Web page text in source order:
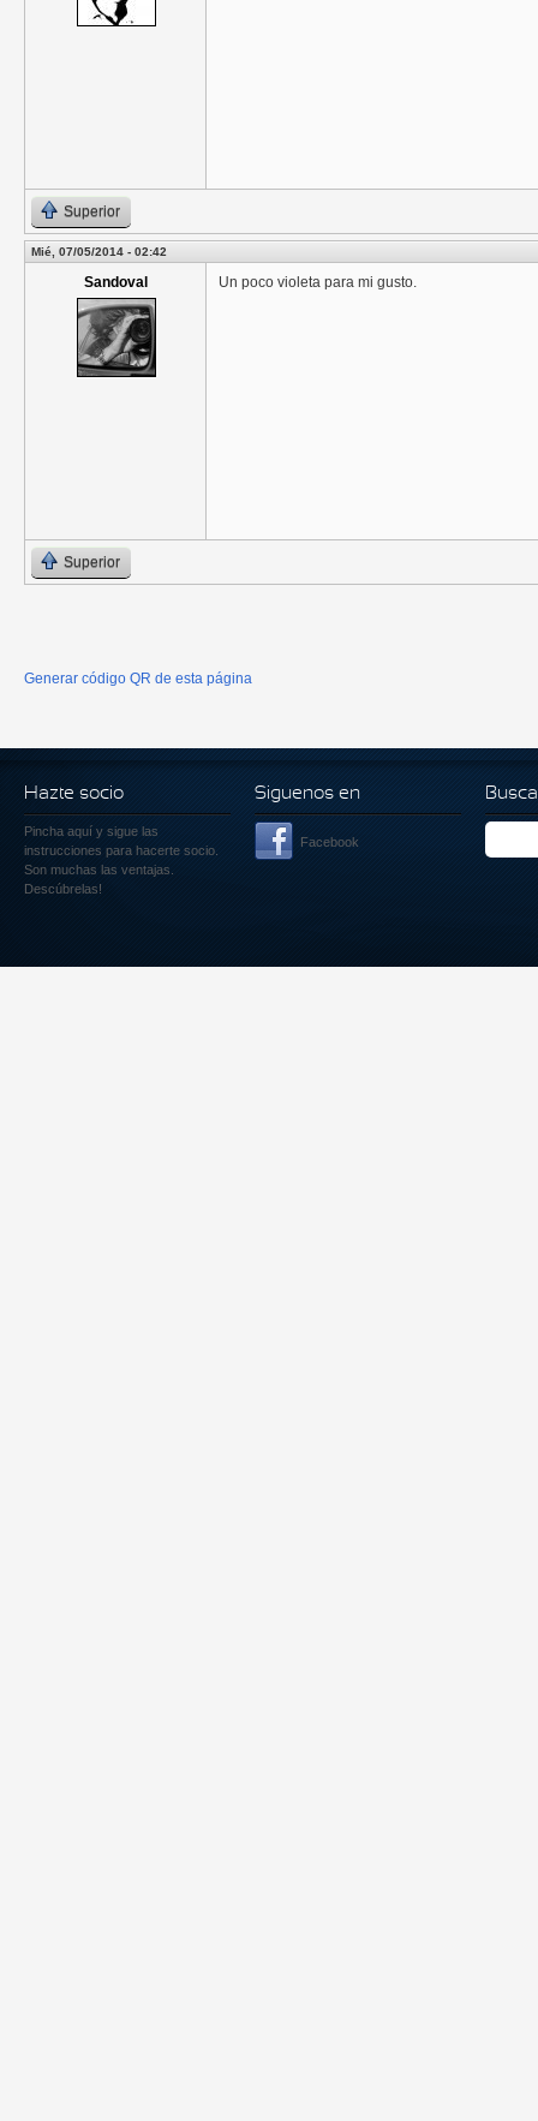
Superior
Mié, 07/05/2014 - 02:42
Sandoval Un poco violeta para mi gusto.
Superior
Generar código QR de esta página
Hazte socio
Pincha aquí y sigue las
instrucciones para hacerte socio.
Son muchas las ventajas.
Descúbrelas!
Siguenos en
Facebook